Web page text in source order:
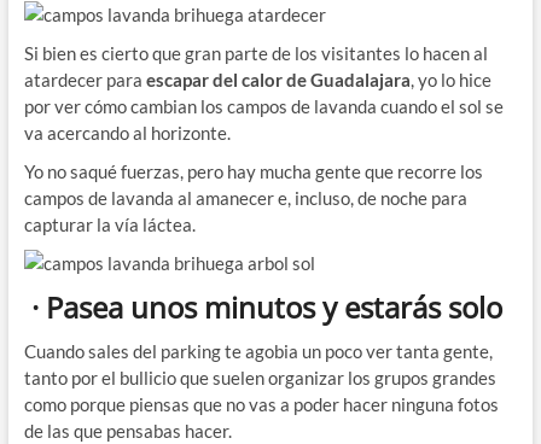
Si bien es cierto que gran parte de los visitantes lo hacen al
atardecer para escapar del calor de Guadalajara, yo lo hice
por ver cómo cambian los campos de lavanda cuando el sol se
va acercando al horizonte.
Yo no saqué fuerzas, pero hay mucha gente que recorre los
campos de lavanda al amanecer e, incluso, de noche para
capturar la vía láctea.
· Pasea unos minutos y estarás solo
Cuando sales del parking te agobia un poco ver tanta gente,
tanto por el bullicio que suelen organizar los grupos grandes
como porque piensas que no vas a poder hacer ninguna fotos
de las que pensabas hacer.